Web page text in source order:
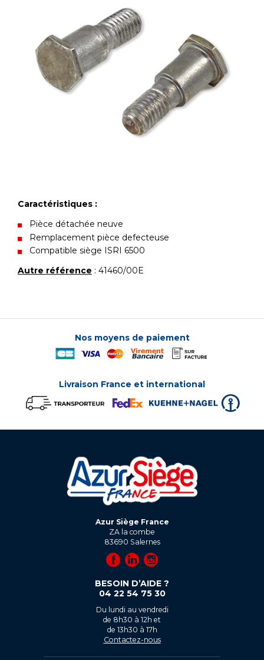
Caractéristiques :
Pièce détachée neuve
Remplacement pièce defecteuse
Compatible siège ISRI 6500
Autre référence : 41460/00E
Nos moyens de paiement
Livraison France et international
Azur Siège France
ZA la combe
83690 Salernes
BESOIN D’AIDE ?
04 22 54 75 30
Du lundi au vendredi
de 8h30 à 12h et
de 13h30 à 17h
Contactez-nous